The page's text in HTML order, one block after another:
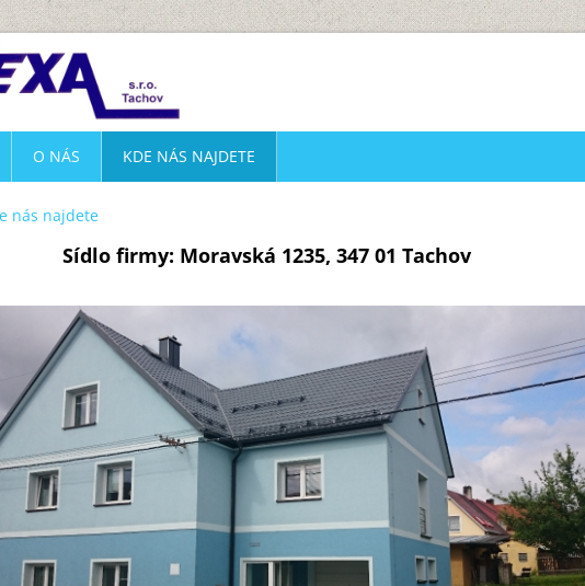
nás najdete
Sídlo firmy: Moravská 1235, 347 01 Tachov
O NÁS KDE NÁS NAJDETE